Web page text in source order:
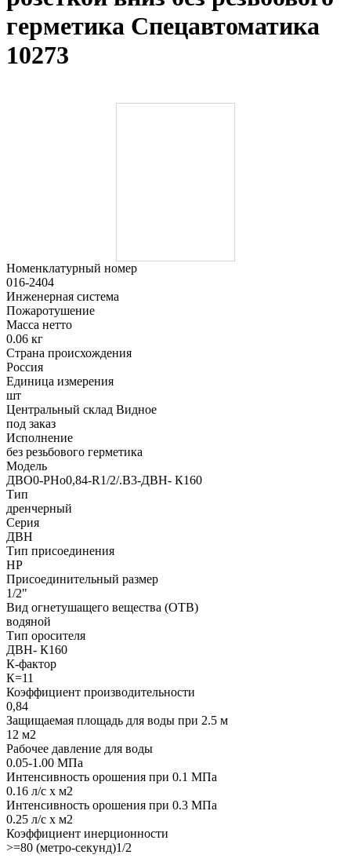
герметика Спецавтоматика
10273
Номенклатурный номер
016-2404
Инженерная система
Пожаротушение
Масса нетто
0.06 кг
Страна происхождения
Россия
Единица измерения
шт
Центральный склад Видное
под заказ
Исполнение
без резьбового герметика
Модель
ДВО0-РНо0,84-R1/2/.В3-ДВН- К160
Тип
дренчерный
Серия
ДВН
Тип присоединения
НР
Присоединительный размер
1/2"
Вид огнетушащего вещества (ОТВ)
водяной
Тип оросителя
ДВН- К160
К-фактор
К=11
Коэффициент производительности
0,84
Защищаемая площадь для воды при 2.5 м
12 м2
Рабочее давление для воды
0.05-1.00 МПа
Интенсивность орошения при 0.1 МПа
0.16 л/с х м2
Интенсивность орошения при 0.3 МПа
0.25 л/с х м2
Коэффициент инерционности
>=80 (метро-секунд)1/2